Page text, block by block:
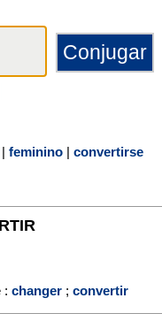
| feminino | convertirse
: changer ; convertir